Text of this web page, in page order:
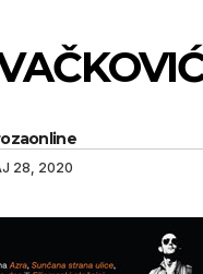
28, 2020